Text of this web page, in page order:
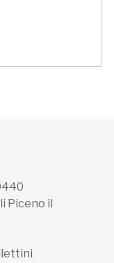
Piceno il